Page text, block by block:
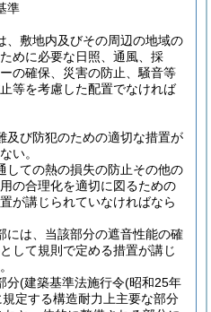
準
、敷地内及びその周辺の地域の
めに必要な日照、通風、採
の確保、災害の防止、騒音等
等を考慮した配置でなければ
及び防犯のための適切な措置が
い。
しての熱の損失の防止その他の
の合理化を適切に図るための
が講じられていなければなら
には、当該部分の遮音性能の確
して規則で定める措置が講じ
分(建築基準法施行令(昭和25年
定する構造耐力上主要な部分